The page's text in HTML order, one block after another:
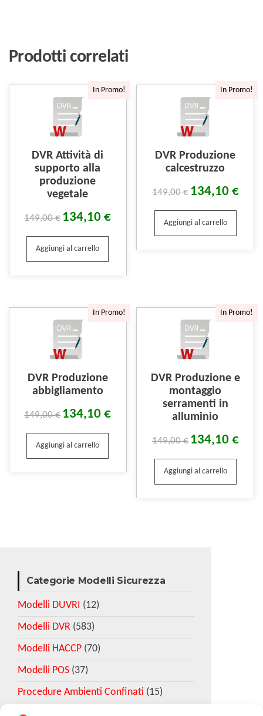
Prodotti correlati
In Promo!
DVR Attività di
supporto alla
produzione
vegetale
149,00€ 134,10€
Aggiungi al carrello
In Promo!
DVR Produzione
calcestruzzo
149,00€ 134,10 €
Aggiungi al carrello
In Promo!
DVR Produzione
abbigliamento
149,00€ 134,10€
Aggiungi al carrello
In Promo!
DVR Produzione e
montaggio
serramenti in
alluminio
149,00€ 134,10 €
Aggiungi al carrello
Categorie Modelli Sicurezza
Modelli DUVRI (12)
Modelli DVR (583)
Modelli HACCP (70)
Modelli POS (37)
Procedure Ambienti Confinati (15)